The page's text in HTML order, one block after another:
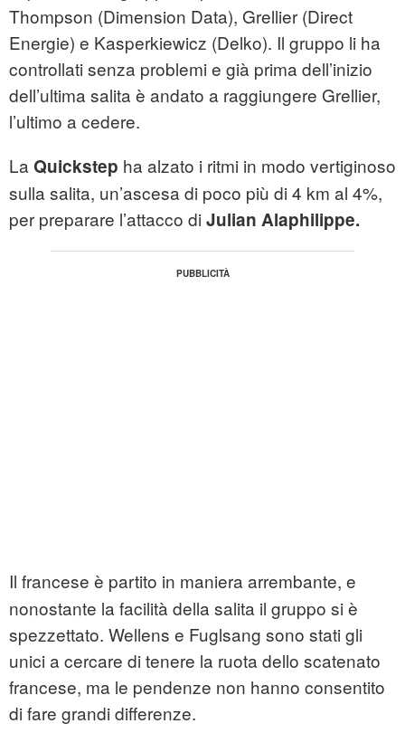
Thompson (Dimension Data), Grellier (Direct
Energie) e Kasperkiewicz (Delko). Il gruppo li ha
controllati senza problemi e già prima dell’inizio
dell’ultima salita è andato a raggiungere Grellier,
l’ultimo a cedere.
La Quickstep ha alzato i ritmi in modo vertiginoso
sulla salita, un’ascesa di poco più di 4 km al 4%,
per preparare l’attacco di Julian Alaphilippe.
Il francese è partito in maniera arrembante, e
nonostante la facilità della salita il gruppo si è
spezzettato. Wellens e Fuglsang sono stati gli
unici a cercare di tenere la ruota dello scatenato
francese, ma le pendenze non hanno consentito
di fare grandi differenze.